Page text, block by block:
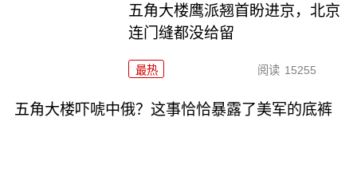
五角大楼鹰派翘首盼进京，北京
连门缝都没给留
最热 阅读 15255
五角大楼吓唬中俄？这事恰恰暴露了美军的底裤